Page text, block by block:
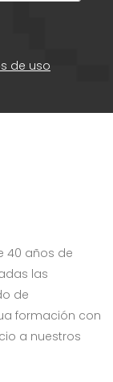
de uso
40 años de
las
de
formación con
a nuestros